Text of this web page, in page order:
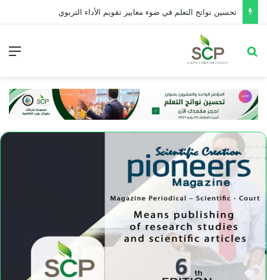
تحسین نواتج التعلم في ضوء معايير تقويم الأداء التربوي